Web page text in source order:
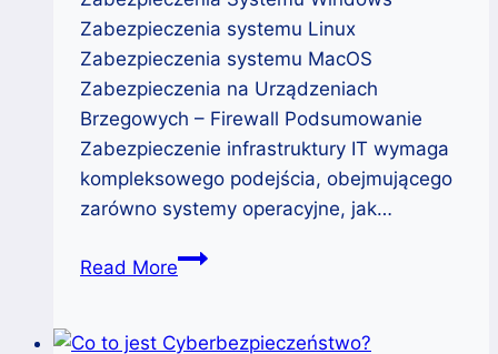
Zabezpieczenia systemu Linux
Zabezpieczenia systemu MacOS
Zabezpieczenia na Urządzeniach
Brzegowych – Firewall Podsumowanie
Zabezpieczenie infrastruktury IT wymaga
kompleksowego podejścia, obejmującego
zarówno systemy operacyjne, jak…
Read MoreZabezpieczenia